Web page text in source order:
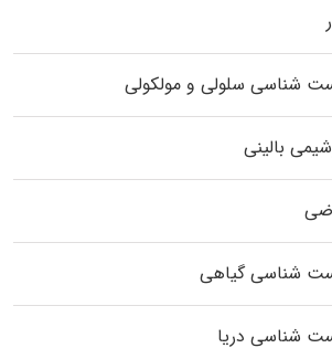
شناسی سلولی و مولکولی
بالینی
شناسی گیاهی
شناسی دریا